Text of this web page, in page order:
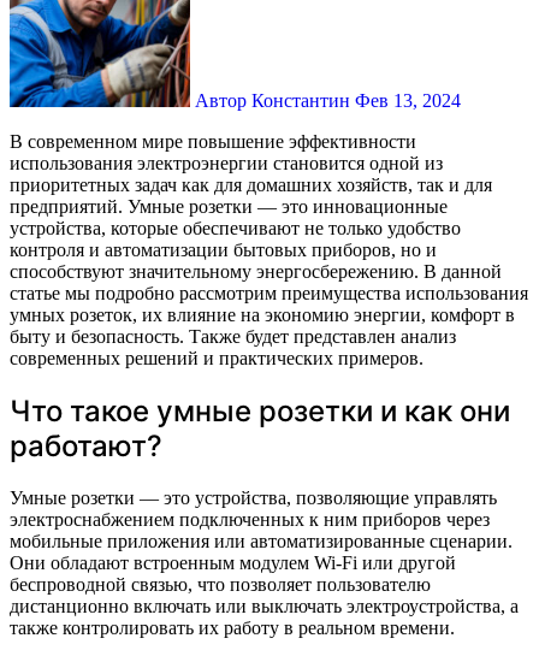
Автор Константин Фев 13, 2024
В современном мире повышение эффективности
использования электроэнергии становится одной из
приоритетных задач как для домашних хозяйств, так и для
предприятий. Умные розетки — это инновационные
устройства, которые обеспечивают не только удобство
контроля и автоматизации бытовых приборов, но и
способствуют значительному энергосбережению. В данной
статье мы подробно рассмотрим преимущества использования
умных розеток, их влияние на экономию энергии, комфорт в
быту и безопасность. Также будет представлен анализ
современных решений и практических примеров.
Что такое умные розетки и как они
работают?
Умные розетки — это устройства, позволяющие управлять
электроснабжением подключенных к ним приборов через
мобильные приложения или автоматизированные сценарии.
Они обладают встроенным модулем Wi-Fi или другой
беспроводной связью, что позволяет пользователю
дистанционно включать или выключать электроустройства, а
также контролировать их работу в реальном времени.